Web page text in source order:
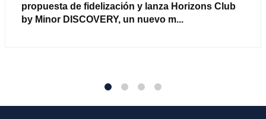
propuesta de fidelización y lanza Horizons Club
by Minor DISCOVERY, un nuevo m...